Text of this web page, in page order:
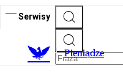
Serwisy
Pieniądze